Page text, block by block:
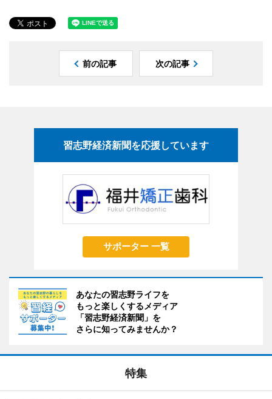
前の記事 次の記事
習志野経済新聞を応援しています
サポーター 一覧
あなたの習志野ライフを
もっと楽しくするメディア
「習志野経済新聞」を
さらに知ってみませんか？
特集